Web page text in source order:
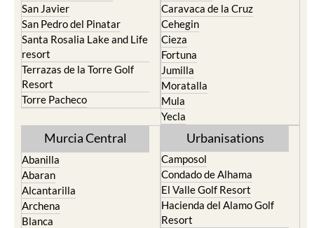
San Javier
San Pedro del Pinatar
Santa Rosalia Lake and Life
resort
Terrazas de la Torre Golf
Resort
Torre Pacheco
Caravaca de la Cruz
Cehegin
Cieza
Fortuna
Jumilla
Moratalla
Mula
Yecla
Murcia Central
Abanilla
Abaran
Alcantarilla
Archena
Blanca
Urbanisations
Camposol
Condado de Alhama
El Valle Golf Resort
Hacienda del Alamo Golf
Resort